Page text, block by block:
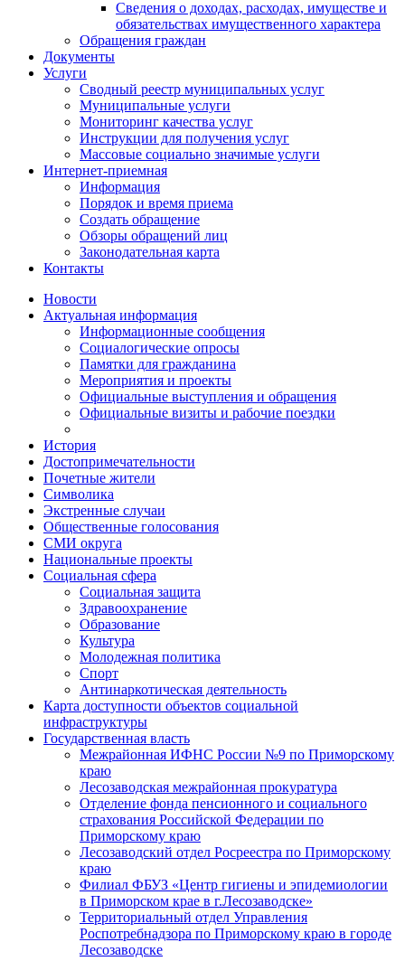
Сведения о доходах, расходах, имуществе и
обязательствах имущественного характера
Обращения граждан
Документы
Услуги
Сводный реестр муниципальных услуг
Муниципальные услуги
Мониторинг качества услуг
Инструкции для получения услуг
Массовые социально значимые услуги
Интернет-приемная
Информация
Порядок и время приема
Создать обращение
Обзоры обращений лиц
Законодательная карта
Контакты
Новости
Актуальная информация
Информационные сообщения
Социалогические опросы
Памятки для гражданина
Мероприятия и проекты
Официальные выступления и обращения
Официальные визиты и рабочие поездки
История
Достопримечательности
Почетные жители
Символика
Экстренные случаи
Общественные голосования
СМИ округа
Национальные проекты
Социальная сфера
Социальная защита
Здравоохранение
Образование
Культура
Молодежная политика
Спорт
Антинаркотическая деятельность
Карта доступности объектов социальной
инфраструктуры
Государственная власть
Межрайонная ИФНС России №9 по Приморскому
краю
Лесозаводская межрайонная прокуратура
Отделение фонда пенсионного и социального
страхования Российской Федерации по
Приморскому краю
Лесозаводский отдел Росреестра по Приморскому
краю
Филиал ФБУЗ «Центр гигиены и эпидемиологии
в Приморском крае в г.Лесозаводске»
Территориальный отдел Управления
Роспотребнадзора по Приморскому краю в городе
Лесозаводске